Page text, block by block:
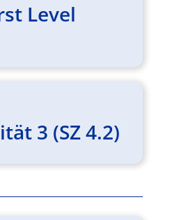
Level
3 (SZ 4.2)